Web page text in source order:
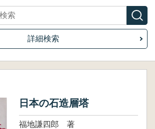
詳細検索
日本の石造層塔
福地謙四郎 著